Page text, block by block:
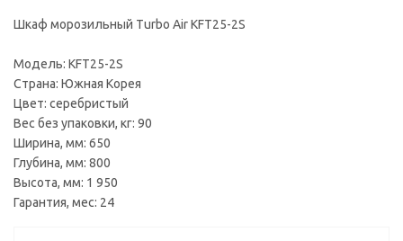
Шкаф морозильный Turbo Air KFT25-2S
Модель: KFT25-2S
Страна: Южная Корея
Цвет: серебристый
Вес без упаковки, кг: 90
Ширина, мм: 650
Глубина, мм: 800
Высота, мм: 1 950
Гарантия, мес: 24